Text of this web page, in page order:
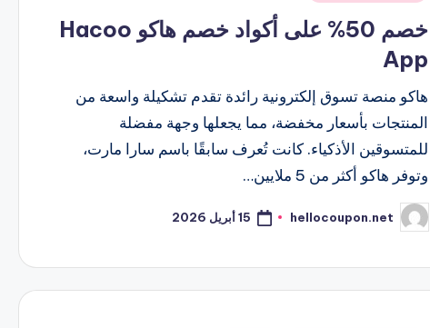
خصم 50% على أكواد خصم هاكو Hacoo
App
هاكو منصة تسوق إلكترونية رائدة تقدم تشكيلة واسعة من
المنتجات بأسعار مخفضة، مما يجعلها وجهة مفضلة
للمتسوقين الأذكياء. كانت تُعرف سابقًا باسم سارا مارت،
وتوفر هاكو أكثر من 5 ملايين…
تمّ
النشر
hellocoupon.net 15 أبريل 2026